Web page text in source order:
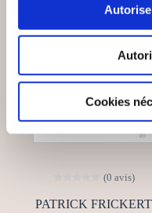
Cookies
(0 avis)
PATRICK FRICKERT